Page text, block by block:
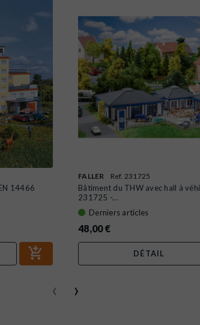
14466
FALLER Ref. 231725
Bâtiment du THW avec hall à
231725 -...
Derniers articles
48,00 €
DÉTAIL
‹ ›